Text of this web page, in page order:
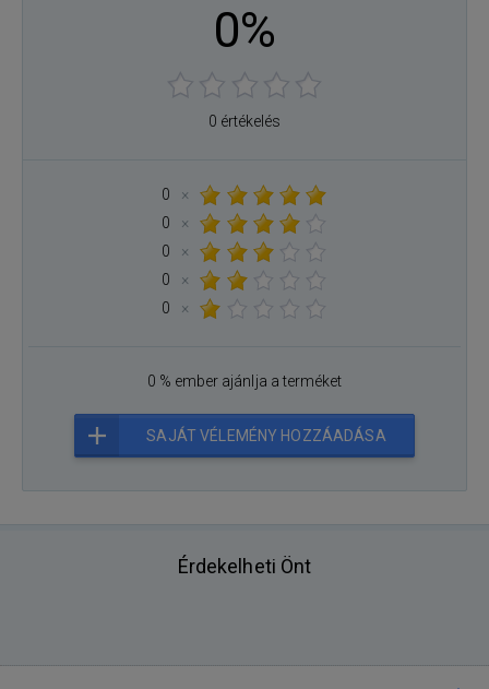
0%
0 értékelés
0
×
0
×
0
×
0
×
0
×
0 % ember ajánlja a terméket
SAJÁT VÉLEMÉNY HOZZÁADÁSA
Érdekelheti Önt